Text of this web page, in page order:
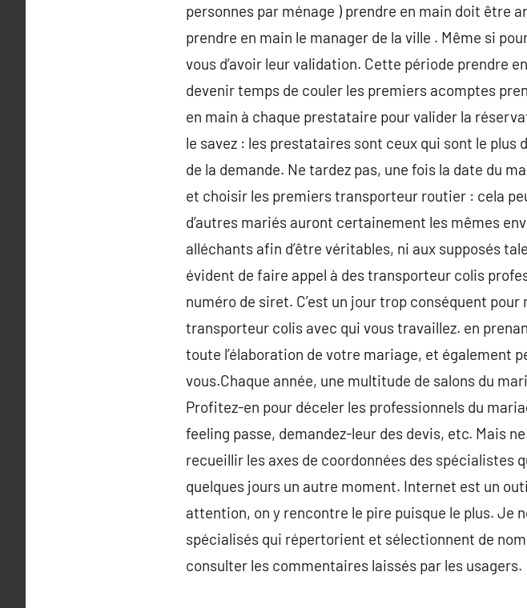
personnes par ménage ) prendre en main doit être
prendre en main le manager de la ville . Même si
vous d’avoir leur validation. Cette période prendre
devenir temps de couler les premiers acomptes
en main à chaque prestataire pour valider la
le savez : les prestataires sont ceux qui sont le plus
de la demande. Ne tardez pas, une fois la date du
et choisir les premiers transporteur routier : cela
d’autres mariés auront certainement les mêmes
alléchants afin d’être véritables, ni aux supposés
évident de faire appel à des transporteur colis
numéro de siret. C’est un jour trop conséquent
transporteur colis avec qui vous travaillez. en
toute l’élaboration de votre mariage, et également
vous.Chaque année, une multitude de salons du
Profitez-en pour déceler les professionnels du
feeling passe, demandez-leur des devis, etc. Mais
recueillir les axes de coordonnées des spécialistes
quelques jours un autre moment. Internet est un
attention, on y rencontre le pire puisque le plus. Je
spécialisés qui répertorient et sélectionnent de
consulter les commentaires laissés par les usagers.